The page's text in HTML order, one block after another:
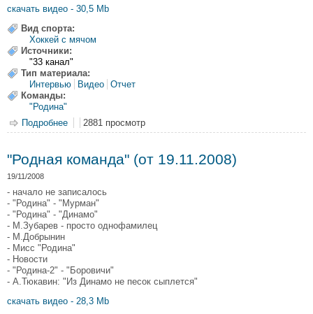
скачать видео - 30,5 Mb
Вид спорта:
Хоккей с мячом
Источники:
"33 канал"
Тип материала:
Интервью
Видео
Отчет
Команды:
"Родина"
Подробнее о "Родная команда" (от 26.11.2008)
2881 просмотр
"Родная команда" (от 19.11.2008)
19/11/2008
- начало не записалось
- "Родина" - "Мурман"
- "Родина" - "Динамо"
- М.Зубарев - просто однофамилец
- М.Добрынин
- Мисс "Родина"
- Новости
- "Родина-2" - "Боровичи"
- А.Тюкавин: "Из Динамо не песок сыплется"
скачать видео - 28,3 Mb